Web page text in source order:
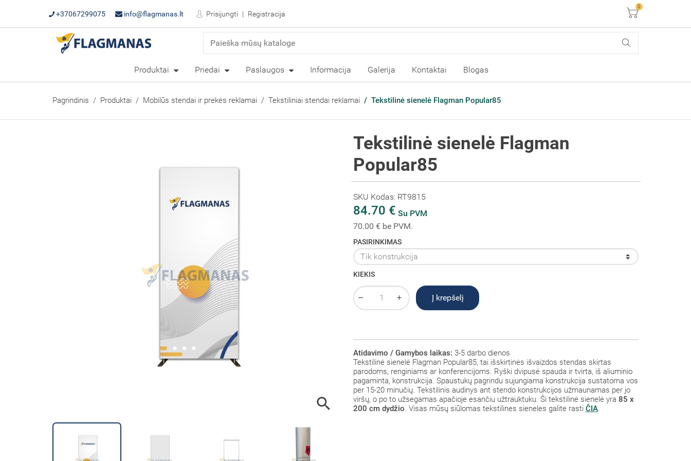
+37067299075 info@flagmanas.lt Prisijungti Registracija Krepšelis
0
Produktai Priedai Paslaugos Informacija Galerija Kontaktai Blogas
Pagrindinis Produktai Mobilūs stendai ir prekės reklamai Tekstiliniai stendai reklamai Tekstilinė sienelė Flagman Popular85

Tekstilinė sienelė Flagman
Popular85
SKU Kodas: RT9815
84.70 € Su PVM
70.00 € be PVM.
PASIRINKIMAS
KIEKIS
Į krepšelį
Atidavimo / Gamybos laikas: 3-5 darbo dienos
Tekstilinė sienelė Flagman Popular85, tai išskirtinės išvaizdos stendas skirtas
parodoms, renginiams ar konferencijoms. Ryški dvipusė spauda ir tvirta, iš aliuminio
pagaminta, konstrukcija. Spaustukų pagrindu sujungiama konstrukcija sustatoma vos
per 15-20 minučių. Tekstilinis audinys ant stendo konstrukcijos užmaunamas per jo
viršų, o po to užsegamas apačioje esančiu užtrauktuku. Ši tekstilinė sienelė yra 85 x
200 cm dydžio. Visas mūsų siūlomas tekstilines sieneles galite rasti ČIA.